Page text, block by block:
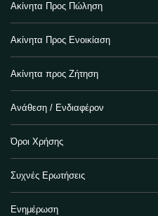
Ακίνητα Προς Πώληση
Ακίνητα Προς Ενοικίαση
Ακίνητα προς Ζήτηση
Ανάθεση / Ενδιαφέρον
Όροι Χρήσης
Συχνές Ερωτήσεις
Ενημέρωση